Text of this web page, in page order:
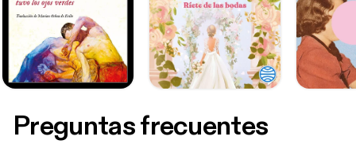
Preguntas frecuentes